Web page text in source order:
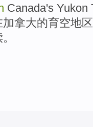
Canada's Yukon
加拿大的育空地区
。